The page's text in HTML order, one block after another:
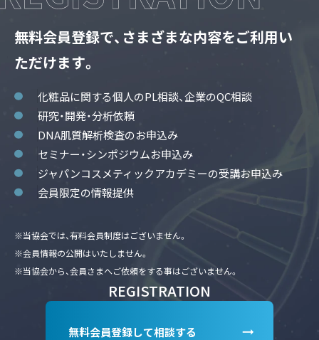
無料会員登録で、さまざまな内容をご利用い
ただけます。
化粧品に関する個人のPL相談、企業のQC相談
研究・開発・分析依頼
DNA肌質解析検査のお申込み
セミナー・シンポジウムお申込み
ジャパンコスメティックアカデミーの受講お申込み
会員限定の情報提供
※当協会では、有料会員制度はございません。
※会員情報の公開はいたしません。
※当協会から、会員さまへご依頼をする事はございません。
REGISTRATION
無料会員登録して相談する